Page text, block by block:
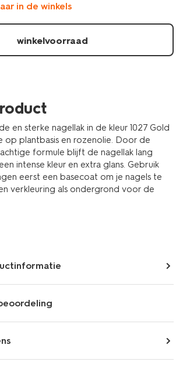
in de winkels
winkelvoorraad
en sterke nagellak in de kleur 1027 Gold
op plantbasis en rozenolie. Door de
formule blijft de nagellak lang
intense kleur en extra glans. Gebruik
eerst een basecoat om je nagels te
verkleuring als ondergrond voor de